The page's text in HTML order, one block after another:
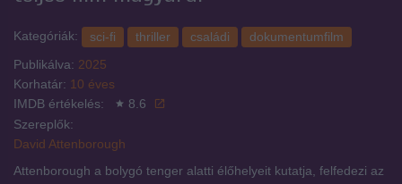
Kategóriák: sci-fi thriller családi
dokumentumfilm
Publikálva: 2025
Korhatár: 10 éves
IMDB értékelés:
8.6
Szereplők:
David Attenborough
Attenborough a bolygó tenger alatti élőhelyeit kutatja, felfedezi az